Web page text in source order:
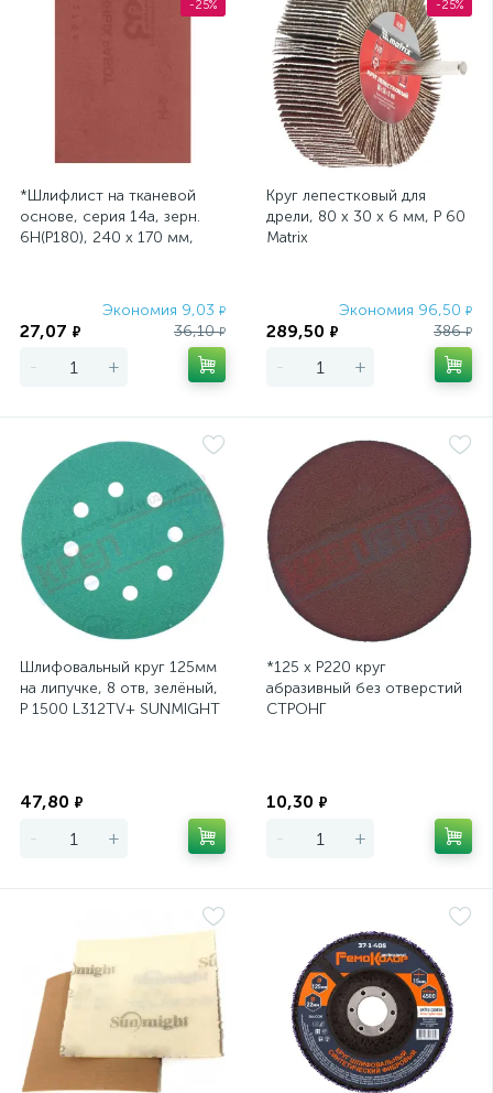
-25%
*Шлифлист на тканевой
основе, серия 14а, зерн.
6Н(P180), 240 х 170 мм,
Экономия 9,03 ₽
27,07 ₽ 36,10₽
- +
-25%
Круг лепестковый для
дрели, 80 х 30 х 6 мм, P 60
Matrix
Экономия 96,50 ₽
289,50 ₽ 386₽
- +
Шлифовальный круг 125мм
на липучке, 8 отв, зелёный,
P 1500 L312TV+ SUNMIGHT
47,80 ₽
- +
*125 х Р220 круг
абразивный без отверстий
СТРОНГ
10,30 ₽
- +